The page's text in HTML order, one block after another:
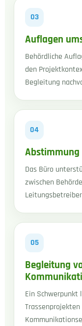
03
Auflagen
Behördliche
den
Begleitung
04
Das Büro
zwischen
05
Begleitung
Ein